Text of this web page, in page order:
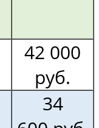
42 000
руб.
34